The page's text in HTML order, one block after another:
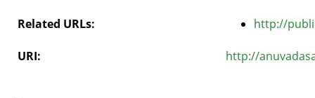
Related URLs: http://
URI: http://